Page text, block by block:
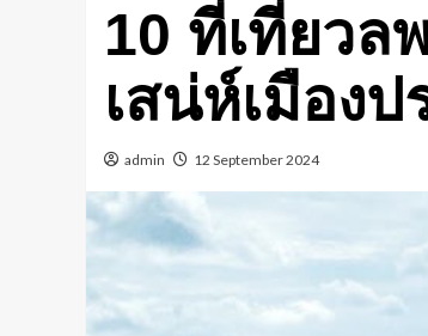
10 ที่เที่ยวล
เสน่ห์เมือง
admin 12 September 2024